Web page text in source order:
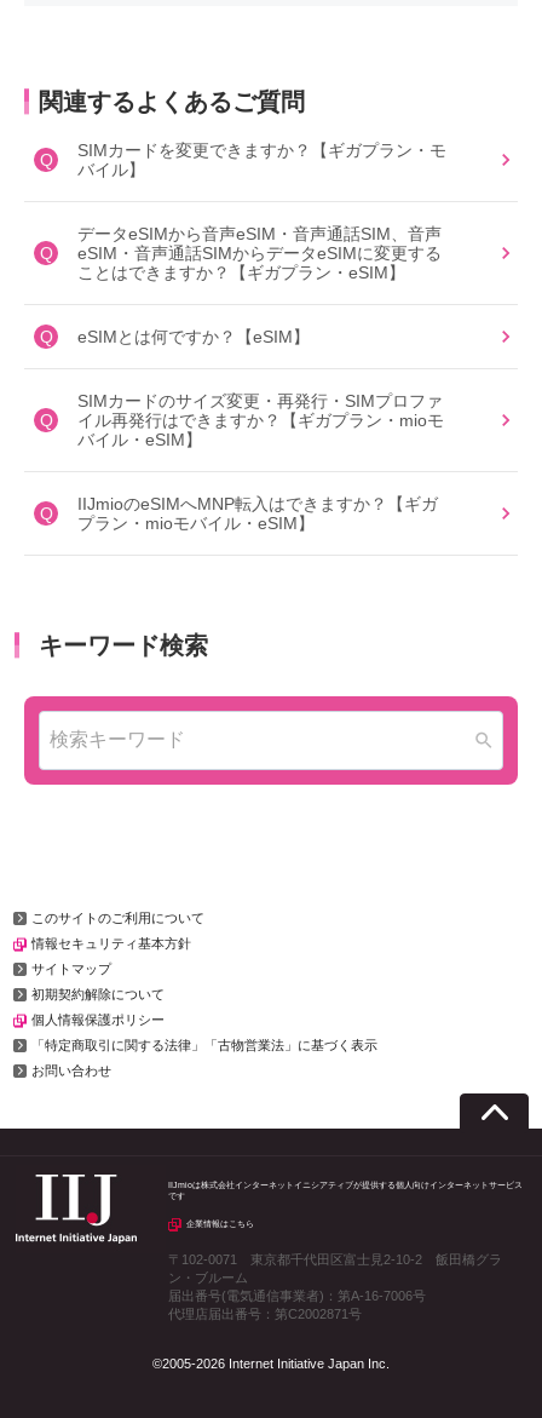
関連するよくあるご質問
Q
SIMカードを変更できますか？【ギガプラン・モ
バイル】
Q
データeSIMから音声eSIM・音声通話SIM、音声
eSIM・音声通話SIMからデータeSIMに変更する
ことはできますか？【ギガプラン・eSIM】
Q eSIMとは何ですか？【eSIM】
Q
SIMカードのサイズ変更・再発行・SIMプロファ
イル再発行はできますか？【ギガプラン・mioモ
バイル・eSIM】
Q
IIJmioのeSIMへMNP転入はできますか？【ギガ
プラン・mioモバイル・eSIM】
このサイトのご利用について
情報セキュリティ基本方針
サイトマップ
初期契約解除について
個人情報保護ポリシー
「特定商取引に関する法律」「古物営業法」に基づく表示
お問い合わせ
IIJmioは株式会社インターネットイニシアティブが提供する個人向けインターネットサービス
です
企業情報はこちら
〒102-0071 東京都千代田区富士見2-10-2 飯田橋グラ
ン・ブルーム
届出番号(電気通信事業者)：第A-16-7006号
代理店届出番号：第C2002871号
©2005-2026 Internet Initiative Japan Inc.